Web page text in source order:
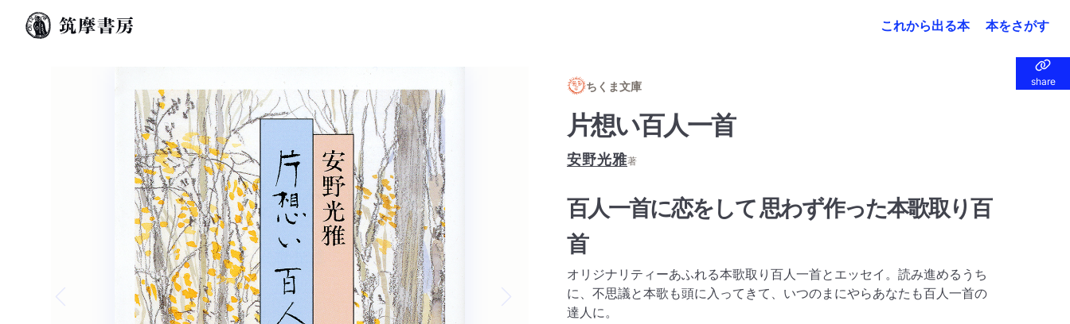
これから出る本 本をさがす
share
share
Previous slide
ちくま文庫
片想い百人一首
安野光雅著
百人一首に恋をして 思わず作った本歌取り百
首
オリジナリティーあふれる本歌取り百人一首とエッセイ。読み進めるうち
に、不思議と本歌も頭に入ってきて、いつのまにやらあなたも百人一首の
達人に。